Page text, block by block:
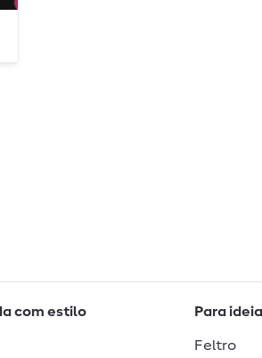
com estilo Para
Feltro